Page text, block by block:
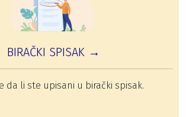
BIRAČKI SPISAK →
da li ste upisani u birački spisak.